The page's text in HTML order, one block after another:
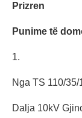
Prizren
Punime të
1.
Nga TS 110/
Dalja 10kV